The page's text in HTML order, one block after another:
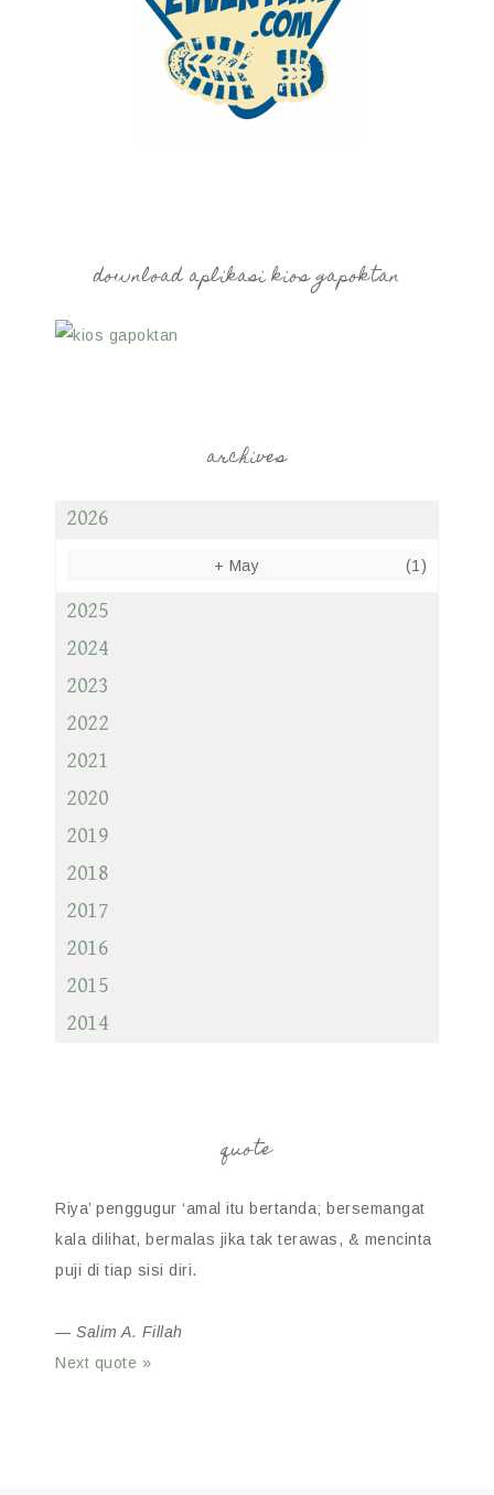
download aplikasi kios gapoktan
archives
2026
+ May (1)
2025
2024
2023
2022
2021
2020
2019
2018
2017
2016
2015
2014
quote
Riya’ penggugur ‘amal itu bertanda; bersemangat
kala dilihat, bermalas jika tak terawas, & mencinta
puji di tiap sisi diri.
— Salim A. Fillah
Next quote »